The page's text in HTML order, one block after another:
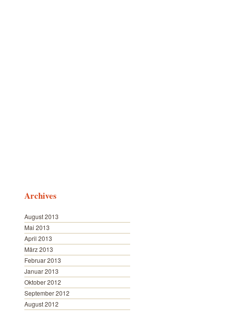
Archives
August 2013
Mai 2013
April 2013
März 2013
Februar 2013
Januar 2013
Oktober 2012
September 2012
August 2012